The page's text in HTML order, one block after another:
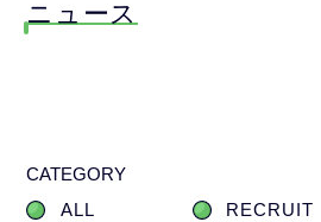
ニュース
CATEGORY
ALL
RECRUIT